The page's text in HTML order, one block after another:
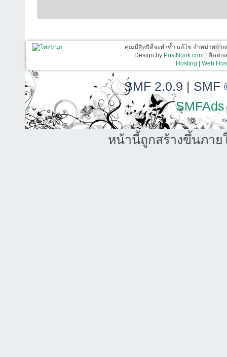
คุณมีสิทธิที่จะทำซ้ำ แก้ไข จำหน่ายจ่า
Design by PostNook.com| ติดต่อส
Hosting | Web
SMF 2.0.9 | SMF
SMFAds
หน้านี้ถูกสร้างขึ้นภาย